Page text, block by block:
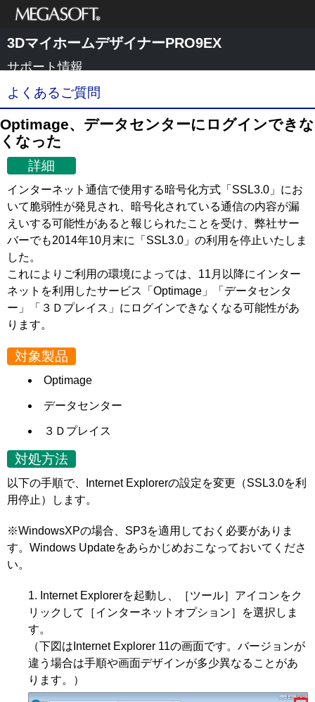
メガソフト株式
会社
3DマイホームデザイナーPRO9EX
サポート情報
よくあるご質問
Optimage、データセンターにログインできな
くなった
詳細
インターネット通信で使用する暗号化方式「SSL3.0」にお
いて脆弱性が発見され、暗号化されている通信の内容が漏
えいする可能性があると報じられたことを受け、弊社サー
バーでも2014年10月末に「SSL3.0」の利用を停止いたしま
した。
これによりご利用の環境によっては、11月以降にインター
ネットを利用したサービス「Optimage」「データセンタ
ー」「３Ｄプレイス」にログインできなくなる可能性があ
ります。
対象製品
Optimage
データセンター
３Ｄプレイス
対処方法
以下の手順で、Internet Explorerの設定を変更（SSL3.0を利
用停止）します。
※WindowsXPの場合、SP3を適用しておく必要がありま
す。Windows Updateをあらかじめおこなっておいてくださ
い。
Internet Explorerを起動し、［ツール］アイコンをク
リックして［インターネットオプション］を選択しま
す。
（下図はInternet Explorer 11の画面です。バージョンが
違う場合は手順や画面デザインが多少異なることがあ
ります。）